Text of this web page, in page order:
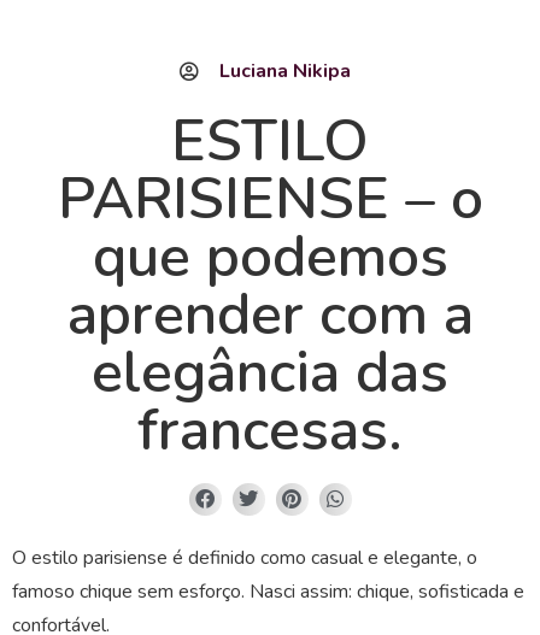
Luciana Nikipa
ESTILO
PARISIENSE – o
que podemos
aprender com a
elegância das
francesas.
O estilo parisiense é definido como casual e elegante, o
famoso chique sem esforço. Nasci assim: chique, sofisticada e
confortável.